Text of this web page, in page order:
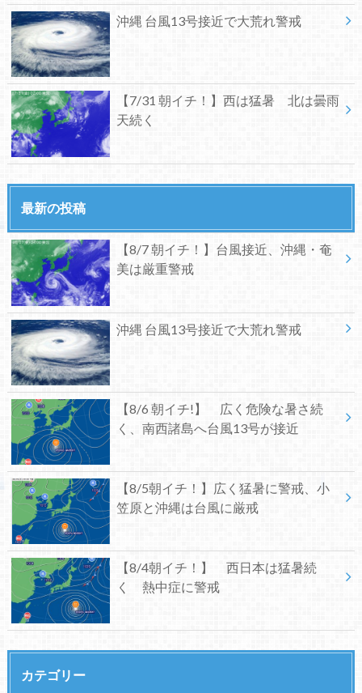
沖縄 台風13号接近で大荒れ警戒
【7/31 朝イチ！】西は猛暑 北は曇雨
天続く
最新の投稿
【8/7 朝イチ！】台風接近、沖縄・奄
美は厳重警戒
沖縄 台風13号接近で大荒れ警戒
【8/6 朝イチ!】 広く危険な暑さ続
く、南西諸島へ台風13号が接近
【8/5朝イチ！】広く猛暑に警戒、小
笠原と沖縄は台風に厳戒
【8/4朝イチ！】 西日本は猛暑続
く 熱中症に警戒
カテゴリー